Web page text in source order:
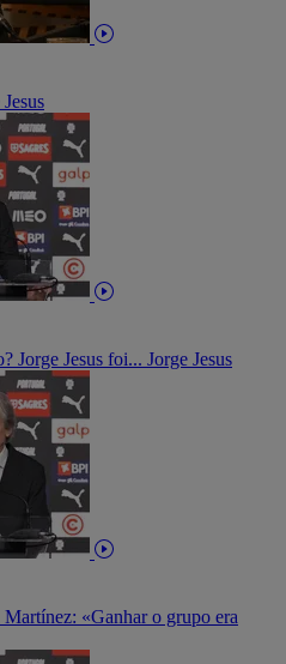
Jorge Jesus foi... Jorge Jesus
Martínez: «Ganhar o grupo era